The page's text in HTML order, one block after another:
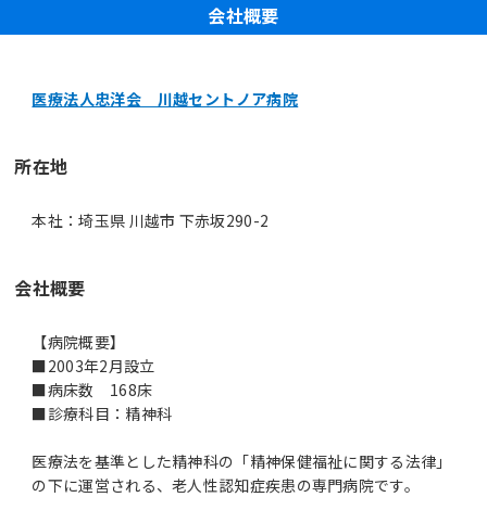
会社概要
医療法人忠洋会 川越セントノア病院
所在地
本社：埼玉県 川越市 下赤坂290-2
会社概要
【病院概要】
■2003年2月設立
■病床数 168床
■診療科目：精神科
医療法を基準とした精神科の「精神保健福祉に関する法律」
の下に運営される、老人性認知症疾患の専門病院です。